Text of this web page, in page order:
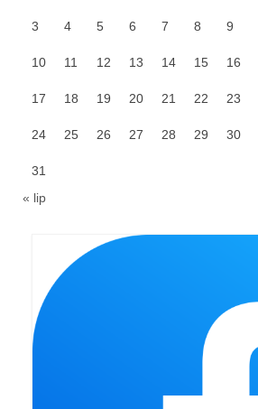
Zakończenie oktawy 2023
Niedziela Palmowa 2023
3 4 5 6 7 8 9
10 11 12 13 14 15 16
17 18 19 20 21 22 23
24 25 26 27 28 29 30
31
« lip